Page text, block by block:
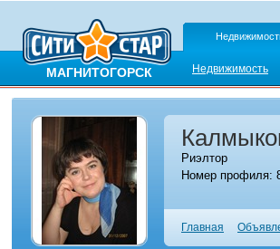
МАГНИТОГОРСК Недвижимость
Риэлтор
Номер профиля:
Главная